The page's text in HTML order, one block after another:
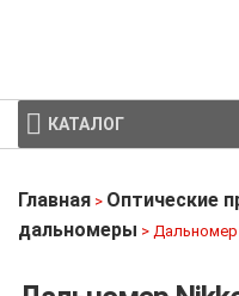
КАТАЛОГ
Главная > Оптические
дальномеры > Дальномер